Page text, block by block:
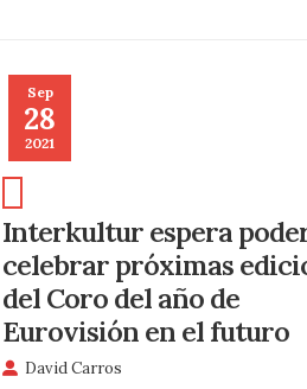
Sep
28
2021
Interkultur espera
celebrar próximas
del Coro del año de
Eurovisión en el futuro
David Carros